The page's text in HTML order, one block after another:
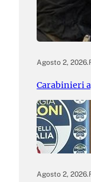
Agosto 2, 2026.
Carabinieri
Agosto 2, 2026.